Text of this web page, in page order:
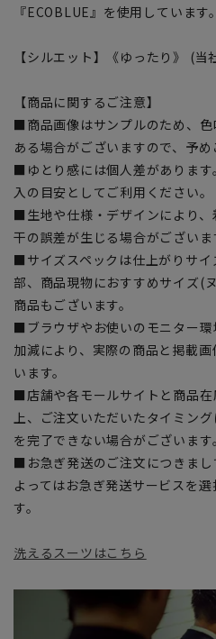
『ECOBLUE』を使用しています。
【シルエット】《ゆったり》 (当
【商品に関するご注意】
■商品画像はサンプルのため、
ある場合がございますので、予め
■ゆとり感には個人差がありま
入の目安としてご利用ください。
■生地や仕様・デザインにより
干の誤差が生じる場合がございま
■サイズスペックは仕上がりサイ
部、商品現物におすすめサイズ(
商品もございます。
■ブラウザやお使いのモニター
加減により、実際の商品と掲載
います。
■店舗や各モールサイトと商品
上、ご注文いただいたタイミン
を完了できない場合がございます
■お急ぎ発送のご注文につきま
よってはお急ぎ発送サービスを
す。
洗えるスーツはこちら